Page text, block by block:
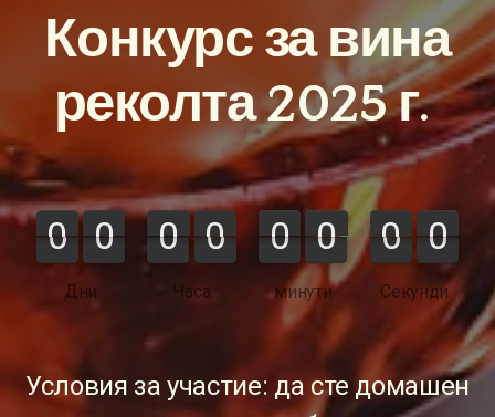
Конкурс за вина
реколта 2025 г.
0
0 0
0
Дни
0
0 0
0
Часа
0
0 0
0
минути
0
0 0
0
Секунди
Условия за участие: да сте домашен